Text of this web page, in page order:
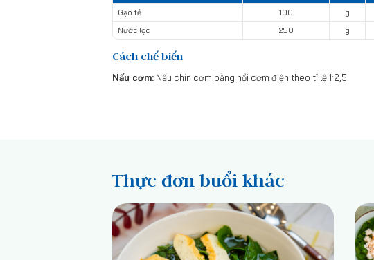
Gạo tẻ 100 g
Nước lọc
250 g
Cách chế biến
Nấu cơm: Nấu chín cơm bằng nồi cơm điện theo tỉ lệ 1:2,5.
Thực đơn buổi khác